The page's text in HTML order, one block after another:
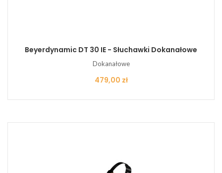
Beyerdynamic DT 30 IE - Słuchawki Dokanałowe
Dokanałowe
Cena
479,00 zł